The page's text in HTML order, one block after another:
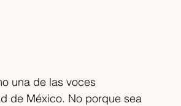
una de las voces
de México. No porque sea